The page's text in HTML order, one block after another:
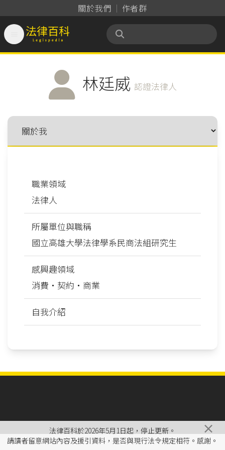
關於我們 作者群
法律百科 Legispedia
林廷威 認證法律人
職業領域
法律人
所屬單位與職稱
國立高雄大學法律學系民商法組研究生
感興趣領域
消費‧契約‧商業
自我介紹
法律百科於2026年5月1日起，停止更新。
請讀者留意網站內容及援引資料，是否與現行法令規定相符。感謝。
×